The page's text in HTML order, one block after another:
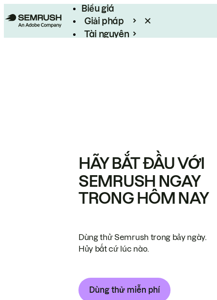
Biểu giá
Giải pháp
Tài nguyên
HÃY BẮT ĐẦU VỚI
SEMRUSH NGAY
TRONG HÔM NAY
Dùng thử Semrush trong bảy ngày.
Hủy bất cứ lúc nào.
Dùng thử miễn phí